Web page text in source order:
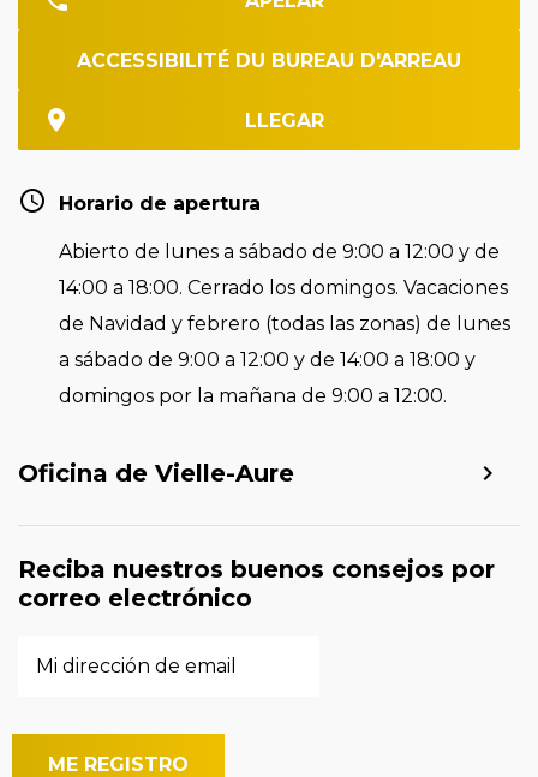
ACCESSIBILITÉ DU BUREAU D'ARREAU
LLEGAR
Horario de apertura
Abierto de lunes a sábado de 9:00 a 12:00 y de
14:00 a 18:00. Cerrado los domingos. Vacaciones
de Navidad y febrero (todas las zonas) de lunes
a sábado de 9:00 a 12:00 y de 14:00 a 18:00 y
domingos por la mañana de 9:00 a 12:00.
Oficina de Vielle-Aure
Reciba nuestros buenos consejos por
correo electrónico